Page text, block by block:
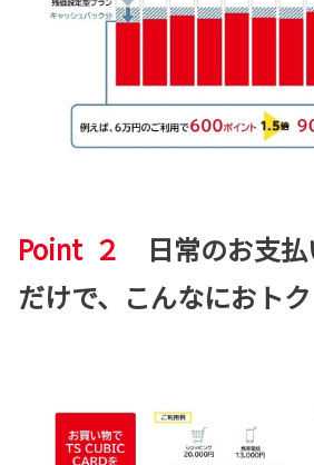
Point ２
日常のお支払
だけで、こんなにおトク